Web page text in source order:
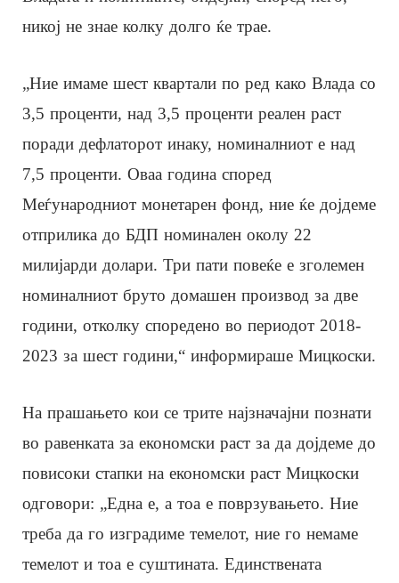
никој не знае колку долго ќе трае.
„Ние имаме шест квартали по ред како Влада со
3,5 проценти, над 3,5 проценти реален раст
поради дефлаторот инаку, номиналниот е над
7,5 проценти. Оваа година според
Меѓународниот монетарен фонд, ние ќе дојдеме
отприлика до БДП номинален околу 22
милијарди долари. Три пати повеќе е зголемен
номиналниот бруто домашен производ за две
години, отколку споредено во периодот 2018-
2023 за шест години,“ информираше Мицкоски.
На прашањето кои се трите најзначајни познати
во равенката за економски раст за да дојдеме до
повисоки стапки на економски раст Мицкоски
одговори: „Една е, а тоа е поврзувањето. Ние
треба да го изградиме темелот, ние го немаме
темелот и тоа е суштината. Единствената